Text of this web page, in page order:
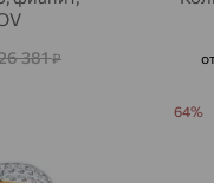
381₽
64%